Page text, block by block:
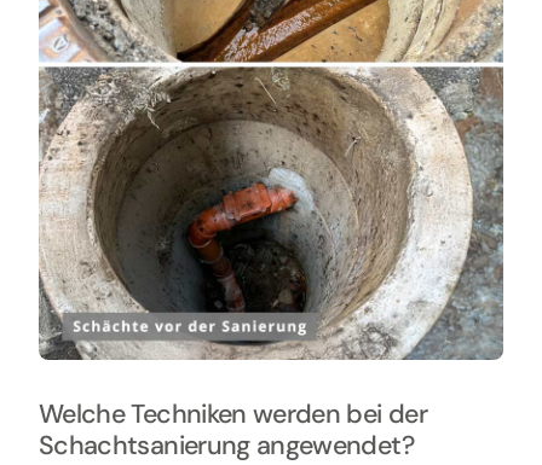
Welche Techniken werden bei der
Schachtsanierung angewendet?